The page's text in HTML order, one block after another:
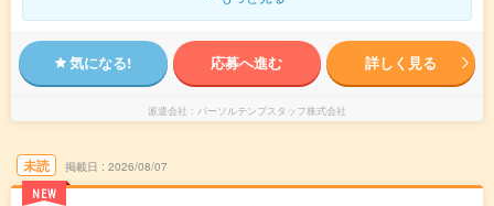
気になる! 応募へ進む 詳しく見る
派遣会社 パーソルテンプスタッフ株式会社
未読
NEW
掲載日 2026/08/07